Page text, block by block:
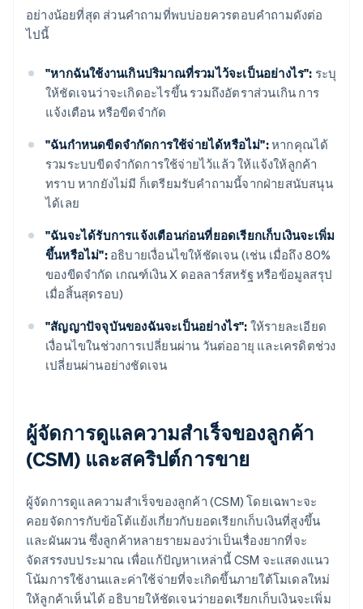
อย่างน้อยที่สุด ส่วนคำถามที่พบบ่อยควรตอบคำถามดังต่อ
ไปนี้
"หากฉันใช้งานเกินปริมาณที่รวมไว้จะเป็นอย่างไร": ระบุ
ให้ชัดเจนว่าจะเกิดอะไรขึ้น รวมถึงอัตราส่วนเกิน การ
แจ้งเตือน หรือขีดจำกัด
"ฉันกำหนดขีดจำกัดการใช้จ่ายได้หรือไม่":หากคุณได้
รวมระบบขีดจำกัดการใช้จ่ายไว้แล้ว ให้แจ้งให้ลูกค้า
ทราบ หากยังไม่มี ก็เตรียมรับคำถามนี้จากฝ่ายสนับสนุน
ได้เลย
"ฉันจะได้รับการแจ้งเตือนก่อนที่ยอดเรียกเก็บเงินจะเพิ่ม
ขึ้นหรือไม่":อธิบายเงื่อนไขให้ชัดเจน (เช่น เมื่อถึง 80%
ของขีดจำกัด เกณฑ์เงิน X ดอลลาร์สหรัฐ หรือข้อมูลสรุป
เมื่อสิ้นสุดรอบ)
"สัญญาปัจจุบันของฉันจะเป็นอย่างไร": ให้รายละเอียด
เงื่อนไขในช่วงการเปลี่ยนผ่าน วันต่ออายุ และเครดิตช่วง
เปลี่ยนผ่านอย่างชัดเจน
ผู้จัดการดูแลความสำเร็จของลูกค้า
(CSM) และสคริปต์การขาย
ผู้จัดการดูแลความสำเร็จของลูกค้า (CSM) โดยเฉพาะจะ
คอยจัดการกับข้อโต้แย้งเกี่ยวกับยอดเรียกเก็บเงินที่สูงขึ้น
และผันผวน ซึ่งลูกค้าหลายรายมองว่าเป็นเรื่องยากที่จะ
จัดสรรงบประมาณ เพื่อแก้ปัญหาเหล่านี้ CSM จะแสดงแนว
โน้มการใช้งานและค่าใช้จ่ายที่จะเกิดขึ้นภายใต้โมเดลใหม่
ให้ลูกค้าเห็นได้ อธิบายให้ชัดเจนว่ายอดเรียกเก็บเงินจะเพิ่ม